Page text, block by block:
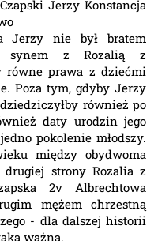
Jerzy Konstancja
Jerzy nie był bratem
synem z Rozalią z
równe prawa z dziećmi
Poza tym, gdyby Jerzy
również po
daty urodzin jego
pokolenie młodszy.
między obydwoma
strony Rozalia z
2v Albrechtowa
mężem chrzestną
- dla dalszej historii
ważna.